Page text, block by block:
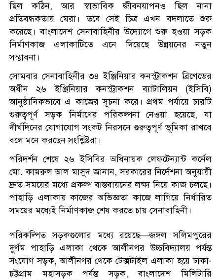
ছিল কঠিন, আর স্বাভাবিক জীবনযাপনও ছিল নানা
প্রতিবন্ধকতায় ঘেরা। তবে সেই চিত্র এখন বদলাতে শুরু
করেছে। বাংলাদেশ সেনাবাহিনীর উদ্যোগে শুরু হওয়া সড়ক
নির্মাণকাজ এলাকাটিতে এনে দিয়েছে উন্নয়নের নতুন
সম্ভাবনা।
সোমবার সেনাবাহিনীর ৩৪ ইঞ্জিনিয়ার কনস্ট্রাকশন ব্রিগেডের
অধীন ২৬ ইঞ্জিনিয়ার কনস্ট্রাকশন ব্যাটালিয়ন (ইসিবি)
আনুষ্ঠানিকভাবে এ কাজের সূচনা করে। প্রথম পর্যায়ে চারটি
গুরুত্বপূর্ণ সড়ক নির্মাণের পরিকল্পনা নেওয়া হয়েছে, যা
দীর্ঘদিনের যোগাযোগ সংকট নিরসনে গুরুত্বপূর্ণ ভূমিকা রাখবে
বলে মনে করছেন সংশ্লিষ্টরা।
পরিদর্শন শেষে ২৬ ইসিবির অধিনায়ক লেফটেন্যান্ট কর্নেল
মো. কামরুল আল মাসুদ জানান, সরকারের নির্দেশনা অনুযায়ী
দ্রুত সময়ের মধ্যে প্রকল্প বাস্তবায়নের লক্ষ্য নিয়ে কাজ চলছে।
পাহাড়ি এলাকায় কাজের অভিজ্ঞতা কাজে লাগিয়ে নির্ধারিত
সময়ের মধ্যেই নির্মাণকাজ শেষ করতে চায় সেনাবাহিনী।
পরিকল্পিত সড়কগুলোর মধ্যে রয়েছে—জঙ্গল সলিমপুরের
দুর্গম পাহাড়ি এলাকা থেকে আলীনগর উচ্চবিদ্যালয় পর্যন্ত
সংযোগ সড়ক, আলীনগর থেকে টেক্সটাইল এলাকা হয়ে ঢাকা-
চট্টগ্রাম মহাসড়ক পর্যন্ত সড়ক, বাংলাদেশ মিলিটারি